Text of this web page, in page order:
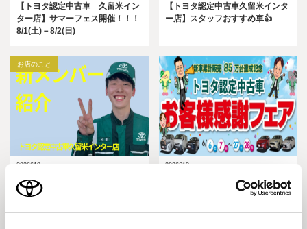
【トヨタ認定中古車 久留米イン
ター店】サマーフェス開催！！！
8/1(土)－8/2(日)
【トヨタ認定中古車久留米インタ
ー店】スタッフおすすめ車👍
お店のこと
2026618
ー店】新メンバー紹介😆
2026612
ー店】お客様感謝フェア開催